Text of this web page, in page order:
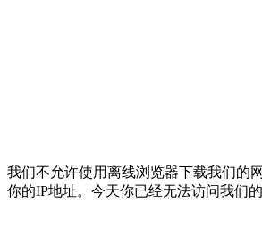
我们不允许使用离线浏览器下载我们的
你的IP地址。今天你已经无法访问我们